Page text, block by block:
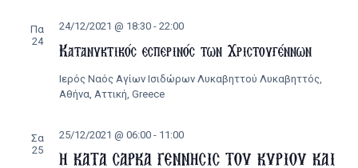
Πα
24
Κατανυκτικός εσπερινός των Χριστουγέννων
24/12/2021 @ 18:30- 22:00
Ιερός Ναός Αγίων Ισιδώρων Λυκαβηττού Λυκαβηττός,
Αθήνα, Αττική, Greece
Σα
25
Η ΚΑΤΑ ΣΑΡΚΑ ΓΕΝΝΗΣΙΣ ΤΟΥ ΚΥΡΙΟΥ ΚΑΙ
25/12/2021 @ 06:00- 11:00